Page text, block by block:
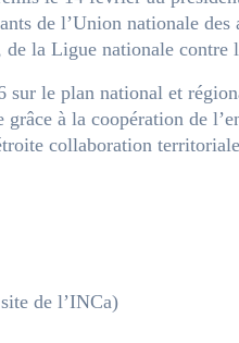
de l’Union nationale
la Ligue nationale contre
le plan national et
à la coopération de
collaboration
de l’INCa)